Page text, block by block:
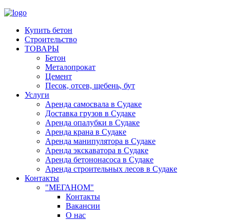
Купить бетон
Строительство
ТОВАРЫ
Бетон
Металопрокат
Цемент
Песок, отсев, щебень, бут
Услуги
Аренда самосвала в Судаке
Доставка грузов в Судаке
Аренда опалубки в Судаке
Аренда крана в Судаке
Аренда манипулятора в Судаке
Аренда экскаватора в Судаке
Аренда бетононасоса в Судаке
Аренда строительных лесов в Судаке
Контакты
"МЕГАНОМ"
Контакты
Вакансии
О нас